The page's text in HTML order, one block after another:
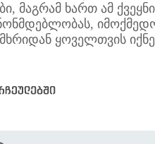
მაგრამ ხართ ამ
მხრიდან ყოველთვის